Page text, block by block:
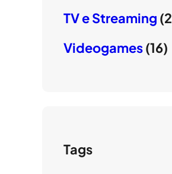
TV e Streaming
Videogames(16)
Tags